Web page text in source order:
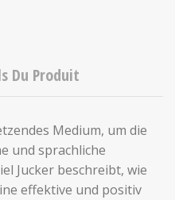
Du Produit
Medium, um die
und sprachliche
Jucker beschreibt, wie
effektive und positiv